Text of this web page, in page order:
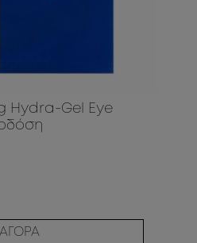
Hydra-Gel Eye
ΑΓΟΡΑ